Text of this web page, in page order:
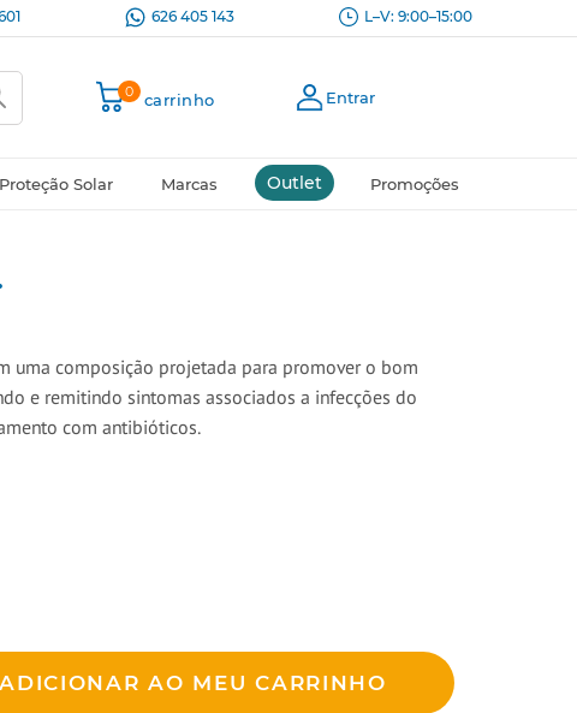
626 405 143 L–V: 9:00–15:00
0 carrinho Entrar
Proteção Solar Marcas Outlet Promoções
uma composição projetada para promover o bom
e remitindo sintomas associados a infecções do
com antibióticos.
ADICIONAR AO MEU CARRINHO